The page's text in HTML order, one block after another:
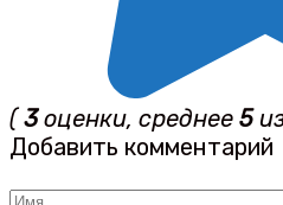
(3оценки, среднее 5
Добавить комментарий
Имя